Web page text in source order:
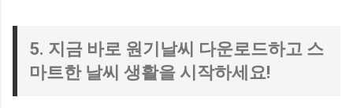
5. 지금 바로 원기날씨 다운로드하고 스
마트한 날씨 생활을 시작하세요!